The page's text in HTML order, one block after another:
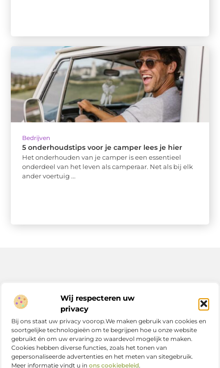
Wij respecteren uw
privacy
Bij ons staat uw privacy voorop.We maken gebruik van cookies en
soortgelijke technologieën om te begrijpen hoe u onze website
gebruikt én om uw ervaring zo waardevol mogelijk te maken.
Cookies hebben diverse functies, zoals het tonen van
gepersonaliseerde advertenties en het meten van sitegebruik.
Meer informatie vindt u in ons cookiebeleid.
Bedrijven
5 onderhoudstips voor je camper lees je hier
Het onderhouden van je camper is een essentieel
onderdeel van het leven als camperaar. Net als bij elk
ander voertuig ...
Onze informatie